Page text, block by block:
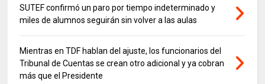
SUTEF confirmó un paro por tiempo indeterminado y
miles de alumnos seguirán sin volver a las aulas
Mientras en TDF hablan del ajuste, los funcionarios del
Tribunal de Cuentas se crean otro adicional y ya cobran
más que el Presidente